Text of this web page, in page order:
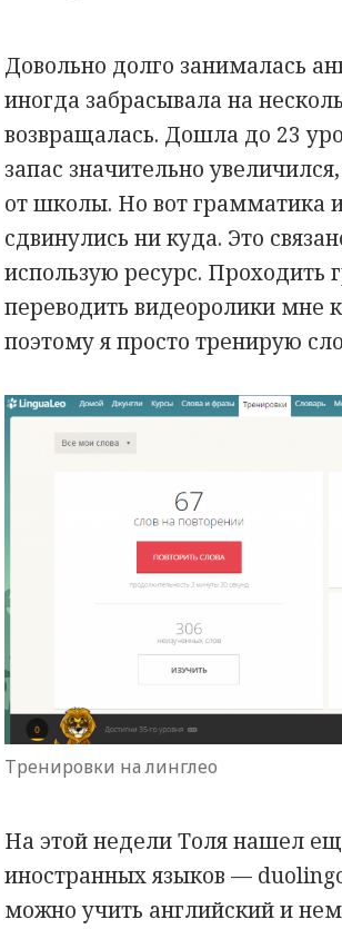
Довольно долго занималась
иногда забрасывала на
возвращалась. Дошла до 23
запас значительно
от школы. Но вот грамматика
сдвинулись ни куда. Это
использую ресурс. Проходить
переводить видеоролики мне
поэтому я просто тренирую
Тренировки на линглео
На этой недели Толя нашел
иностранных языков —
можно учить английский и